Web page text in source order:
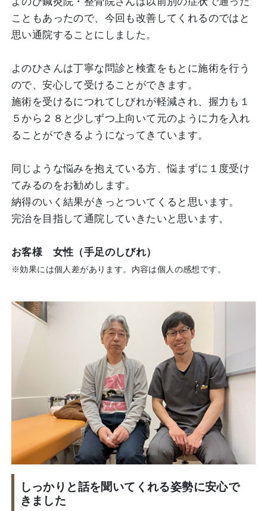
こともあったので、今回も改善してくれるのではと
思い通院することにしました。
よのひさんは丁寧な問診と検査をもとに施術を行う
ので、安心して受けることができます。
施術を受けるにつれてしびれが軽減され、握力も１
５から２８と少しずつ上向いて元のように力を入れ
ることができるようになってきています。
同じような悩みを抱えている方、悩まずに１度受け
てみるのをお勧めします。
納得のいく結果がきっとついてくると思います。
完治を目指して通院していきたいと思います。
お客様 女性（手足のしびれ）
※効果には個人差があります。内容は個人の感想です。
しっかりと話を聞いてくれる姿勢に安心で
きました